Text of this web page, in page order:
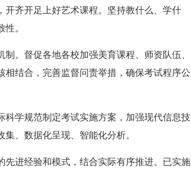
齐开足上好艺术课程。坚持教什么、学什
。
。督促各地各校加强美育课程、师资队伍、
结合，完善监督问责举措，确保考试程序公
学规范制定考试实施方案，加强现代信息技
、数据化呈现、智能化分析。
进经验和模式，结合实际有序推进。已实施